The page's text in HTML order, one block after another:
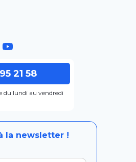
21 58
du lundi au vendredi
la newsletter !